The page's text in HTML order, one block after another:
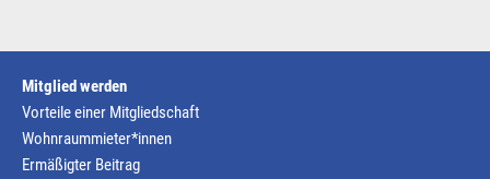
Mitglied werden
Vorteile einer Mitgliedschaft
Wohnraummieter*innen
Ermäßigter Beitrag